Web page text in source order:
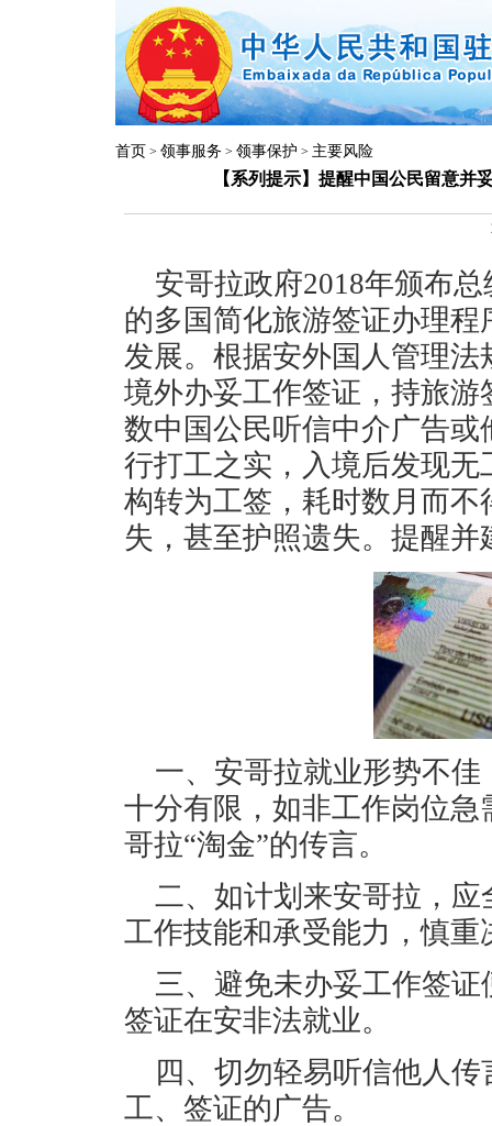
首页 > 领事服务 > 领事保护 > 主要风险
【系列提示】提醒中国公民留意并
安哥拉政府2018年颁布
的多国简化旅游签证办理
发展。根据安外国人管理
境外办妥工作签证，持旅
数中国公民听信中介广告
行打工之实，入境后发现
构转为工签，耗时数月而
失，甚至护照遗失。提醒并
一、安哥拉就业形势不
十分有限，如非工作岗位
哥拉“淘金”的传言。
二、如计划来安哥拉，
工作技能和承受能力，慎重
三、避免未办妥工作签
签证在安非法就业。
四、切勿轻易听信他人
工、签证的广告。